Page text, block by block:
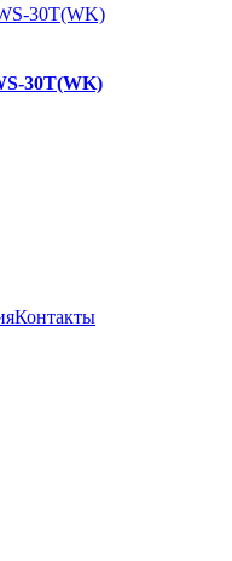
30T(WK)
Контакты